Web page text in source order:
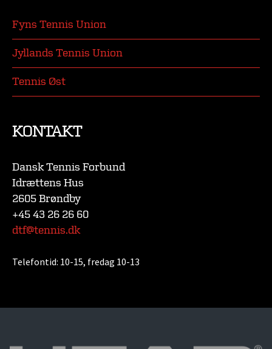
Fyns Tennis Union
Jyllands Tennis Union
Tennis Øst
KONTAKT
Dansk Tennis Forbund
Idrættens Hus
2605 Brøndby
+45 43 26 26 60
dtf@tennis.dk
Telefontid: 10-15, fredag 10-13